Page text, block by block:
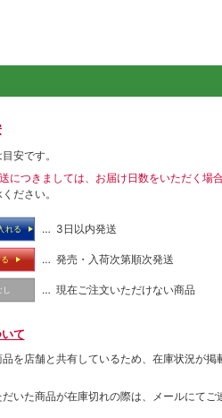
安です。
につきましては、お届け日数をいただく場合
ださい。
れる … 3日以内発送
… 発売・入荷次第順次発送
… 現在ご注文いただけない商品
て
品を店舗と共有しているため、在庫状況が掲
いた商品が在庫切れの際は、メールにてご